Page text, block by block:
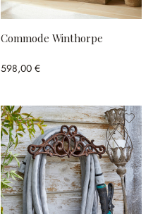
Commode Winthorpe
598,00 €